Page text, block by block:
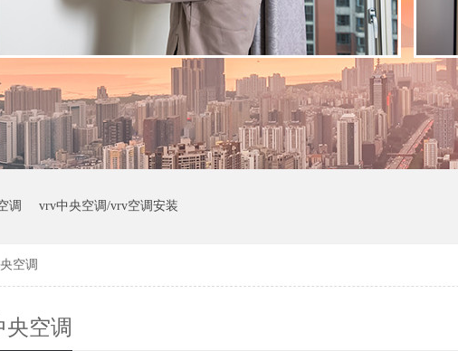
调 vrv中央空调/vrv空调安装
空调
空调